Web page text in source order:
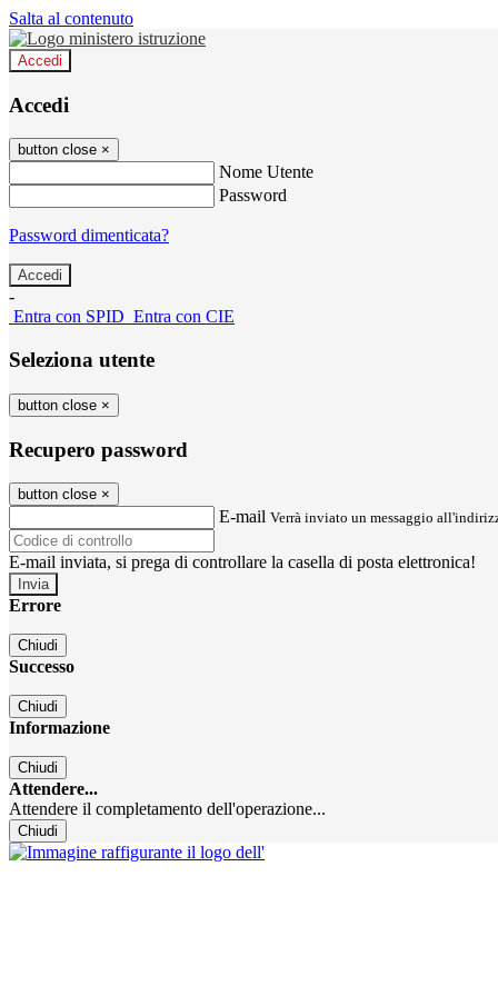
Salta al contenuto
Accedi
Accedi
button close ×
Nome Utente
Password
Password dimenticata?
-
Entra con SPID Entra con CIE
Seleziona utente
button close ×
Recupero password
button close ×
E-mail Verrà inviato un messaggio
E-mail inviata, si prega di controllare la casella di posta elettronica!
Errore
Chiudi
Successo
Chiudi
Informazione
Chiudi
Attendere...
Attendere il completamento dell'operazione...
Chiudi